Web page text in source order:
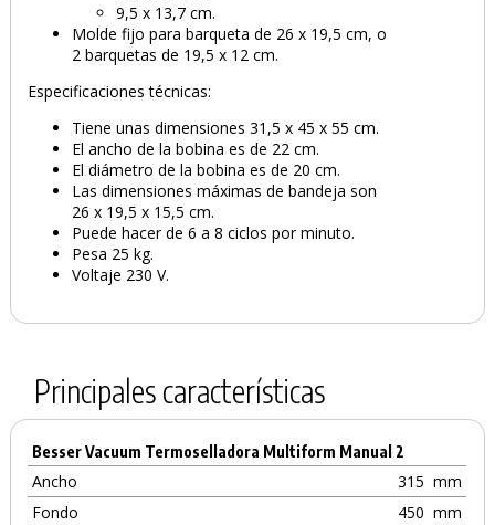
9,5 x 13,7 cm.
Molde fijo para barqueta de 26 x 19,5 cm, o
2 barquetas de 19,5 x 12 cm.
Especificaciones técnicas:
Tiene unas dimensiones 31,5 x 45 x 55 cm.
El ancho de la bobina es de 22 cm.
El diámetro de la bobina es de 20 cm.
Las dimensiones máximas de bandeja son
26 x 19,5 x 15,5 cm.
Puede hacer de 6 a 8 ciclos por minuto.
Pesa 25 kg.
Voltaje 230 V.
Principales características
Besser Vacuum Termoselladora Multiform Manual 2
Ancho 315 mm
Fondo
450 mm